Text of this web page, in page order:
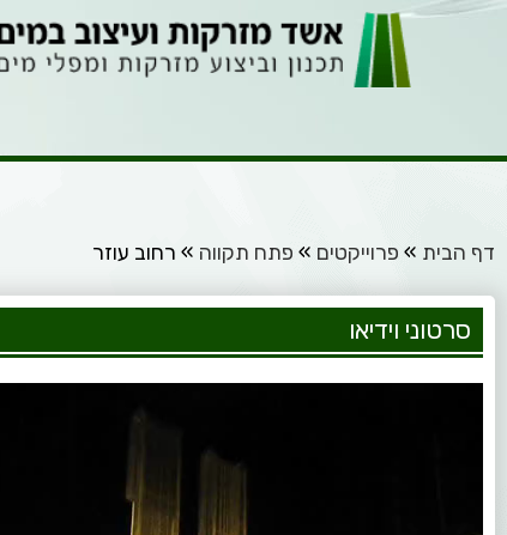
דף הבית » פרוייקטים » פתח תקווה » רחוב עוזר
סרטוני וידיאו